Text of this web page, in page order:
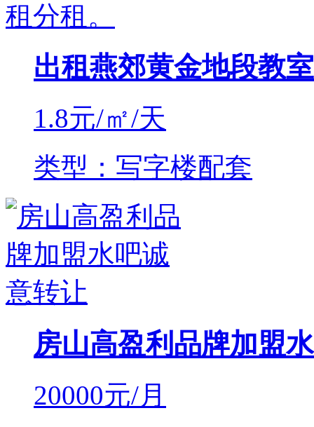
出租燕郊黄金地段教
1.8元/㎡/天
类型：写字楼配套
房山高盈利品牌加盟
20000元/月